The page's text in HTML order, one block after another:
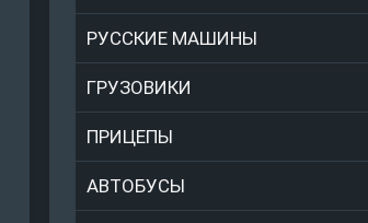
РУССКИЕ МАШИНЫ
ГРУЗОВИКИ
ПРИЦЕПЫ
АВТОБУСЫ